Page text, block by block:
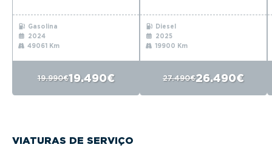
Gasolina
2024
49061 Km
19.990€19.490€
Diesel
2025
19900 Km
27.490€26.490€
VIATURAS DE SERVIÇO